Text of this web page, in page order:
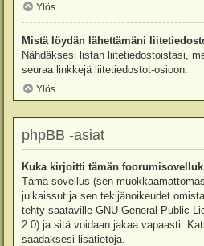
Ylös
Mistä löydän lähettämäni
Nähdäksesi listan liitetiedostoistasi,
seuraa linkkejä liitetiedostot-osioon.
Ylös
phpBB -asiat
Kuka kirjoitti tämän
Tämä sovellus (sen
julkaissut ja sen tekijänoikeudet
tehty saataville GNU General Public
2.0) ja sitä voidaan jakaa vapaasti.
saadaksesi lisätietoja.